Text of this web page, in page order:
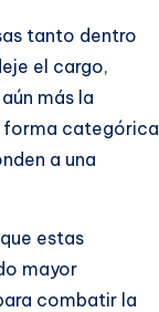
tanto dentro
el cargo,
más la
forma categórica
a una
estas
mayor
combatir la